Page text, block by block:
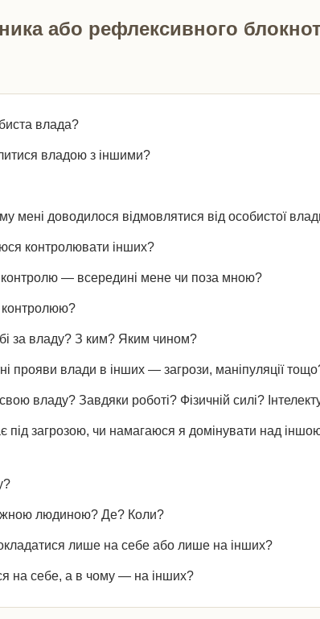
або рефлексивного
влада?
владою з іншими?
мені доводилося відмовлятися від особистої
контролювати інших?
контролю — всередині мене чи поза мною?
контролюю?
за владу? З ким? Яким чином?
прояви влади в інших — загрози, маніпуляції
владу? Завдяки роботі? Фізичній силі?
під загрозою, чи намагаюся я домінувати над
людиною? Де? Коли?
лише на себе або лише на інших?
на себе, а в чому — на інших?